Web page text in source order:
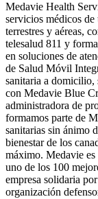
Medavie Health
servicios médicos
terrestres y aéreas,
telesalud 811 y
en soluciones de
de Salud Móvil
sanitaria a domicilio,
con Medavie Blue
administradora de
formamos parte de
sanitarias sin ánimo
bienestar de los
máximo. Medavie es
uno de los 100
empresa solidaria
organización